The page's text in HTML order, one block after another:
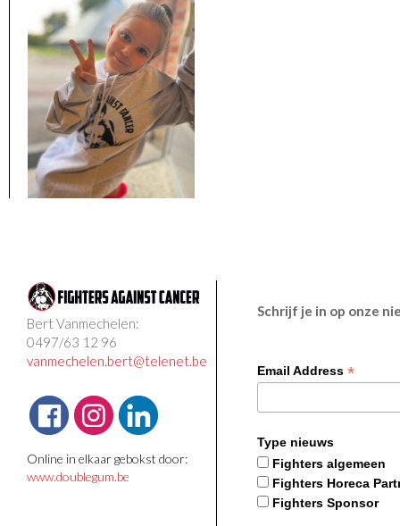
Bert Vanmechelen:
0497/63 12 96
vanmechelen.bert@telenet.be
Online in elkaar gebokst door:
www.doublegum.be
Schrijf je in op onze
Email Address *
Type nieuws
Fighters algemeen
Fighters Horeca
Fighters Sponsor